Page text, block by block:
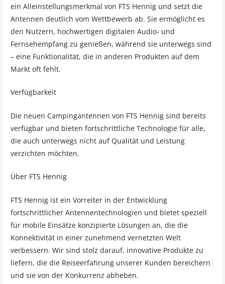
ein Alleinstellungsmerkmal von FTS Hennig und setzt die
Antennen deutlich vom Wettbewerb ab. Sie ermöglicht es
den Nutzern, hochwertigen digitalen Audio- und
Fernsehempfang zu genießen, während sie unterwegs sind
– eine Funktionalität, die in anderen Produkten auf dem
Markt oft fehlt.
Verfügbarkeit
Die neuen Campingantennen von FTS Hennig sind bereits
verfügbar und bieten fortschrittliche Technologie für alle,
die auch unterwegs nicht auf Qualität und Leistung
verzichten möchten.
Über FTS Hennig
FTS Hennig ist ein Vorreiter in der Entwicklung
fortschrittlicher Antennentechnologien und bietet speziell
für mobile Einsätze konzipierte Lösungen an, die die
Konnektivität in einer zunehmend vernetzten Welt
verbessern. Wir sind stolz darauf, innovative Produkte zu
liefern, die die Reiseerfahrung unserer Kunden bereichern
und sie von der Konkurrenz abheben.